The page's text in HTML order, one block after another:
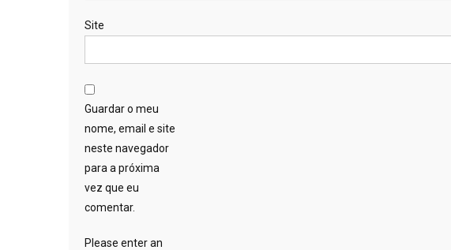
Site
Guardar o meu
nome, email e site
neste navegador
para a próxima
vez que eu
comentar.
Please enter an